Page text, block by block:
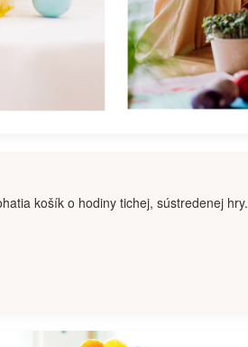
košík o hodiny tichej, sústredenej hry.